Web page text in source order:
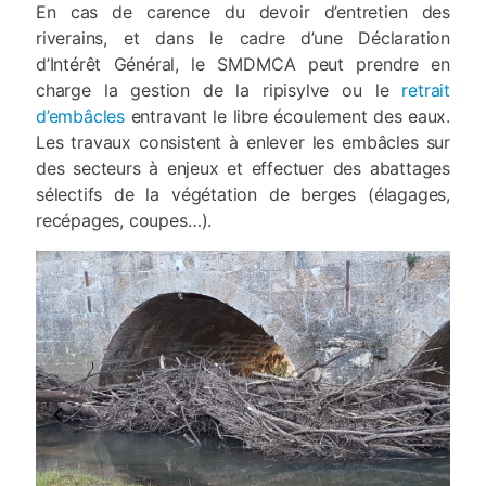
En cas de carence du devoir d’entretien des
riverains, et dans le cadre d’une Déclaration
d’Intérêt Général, le SMDMCA peut prendre en
charge la gestion de la ripisylve ou le retrait
d’embâcles entravant le libre écoulement des eaux.
Les travaux consistent à enlever les embâcles sur
des secteurs à enjeux et effectuer des abattages
sélectifs de la végétation de berges (élagages,
recépages, coupes…).